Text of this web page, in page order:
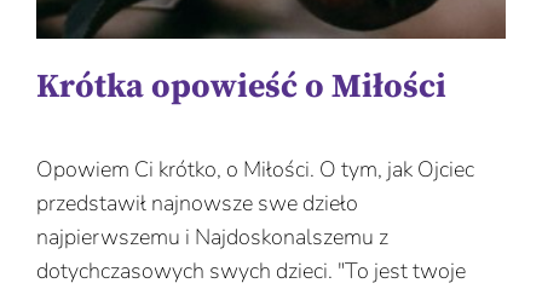
Krótka opowieść o Miłości
Opowiem Ci krótko, o Miłości. O tym, jak Ojciec
przedstawił najnowsze swe dzieło
najpierwszemu i Najdoskonalszemu z
dotychczasowych swych dzieci. "To jest twoje